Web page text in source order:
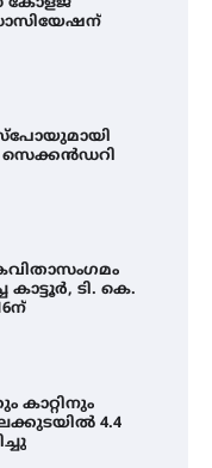
കോളജ്
കാട്ടൂർ, ടി. കെ.
കാറ്റിനും
4.4